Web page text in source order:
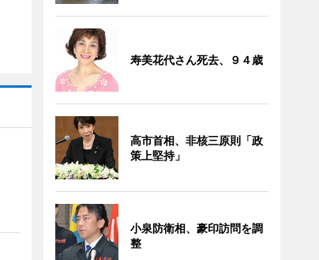
寿美花代さん死去、９４歳
高市首相、非核三原則「政
策上堅持」
小泉防衛相、豪印訪問を調
整